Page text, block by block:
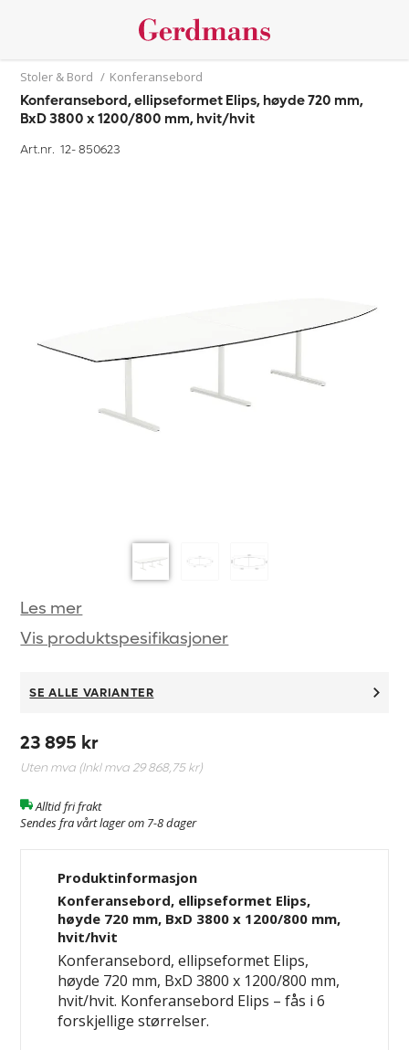
Stoler & Bord / Konferansebord
Konferansebord, ellipseformet Elips, høyde 720 mm,
BxD 3800 x 1200/800 mm, hvit/hvit
Art.nr. 12-850623
Les mer
Vis produktspesifikasjoner
SE ALLE VARIANTER
23 895 kr
Uten mva (Inkl mva 29 868,75 kr)
Alltid fri frakt
Sendes fra vårt lager om 7-8 dager
Produktinformasjon
Konferansebord, ellipseformet Elips,
høyde 720 mm, BxD 3800 x 1200/800 mm,
hvit/hvit
Konferansebord, ellipseformet Elips,
høyde 720 mm, BxD 3800 x 1200/800 mm,
hvit/hvit. Konferansebord Elips – fås i 6
forskjellige størrelser.